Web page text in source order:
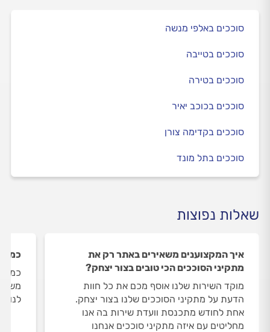
סוככים באלפי מנשה
סוככים בטייבה
סוככים בטירה
סוככים בכוכב יאיר
סוככים בקדימה צורן
סוככים בתל מונד
שאלות נפוצות
איך המקצוענים משאירים באתר רק את
מתקיני הסוככים הכי טובים בצור יצחק?
מוקד השירות שלנו אוסף מכם את כל חוות
הדעת על מתקיני הסוככים שלנו בצור יצחק.
אחת לחודש מתכנסת וועדת שירות בה אנו
מחליטים עם איזה מתקיני סוככים אנחנו
כמה
לנו 4 מתקיני סוככים בצור יצחק.